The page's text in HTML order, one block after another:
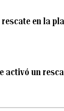
en la
activó un